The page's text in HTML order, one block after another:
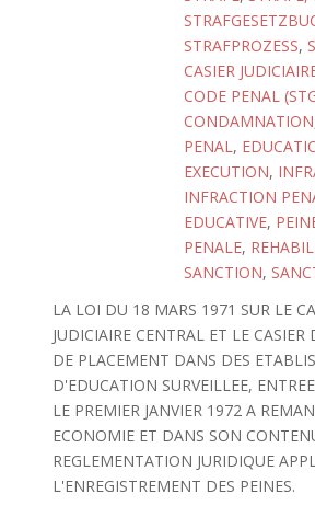
STRAFPROZESS,
CASIER
CODE PENAL
CONDAMNATION
PENAL,
EXECUTION,
INFRACTION
EDUCATIVE,
PENALE,
SANCTION,
LA LOI DU 18 MARS 1971 SUR LE
JUDICIAIRE CENTRAL ET LE CASIER
DE PLACEMENT DANS DES
D'EDUCATION SURVEILLEE,
LE PREMIER JANVIER 1972 A
ECONOMIE ET DANS SON
REGLEMENTATION JURIDIQUE
L'ENREGISTREMENT DES PEINES.